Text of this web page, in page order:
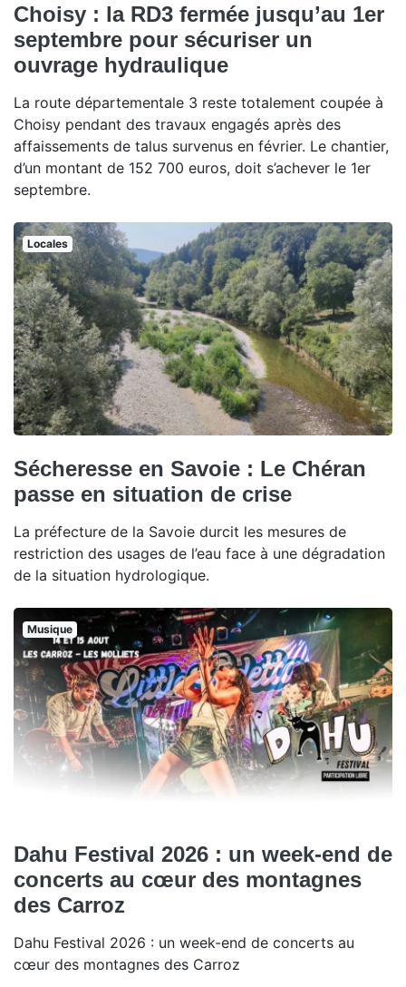
Choisy : la RD3 fermée jusqu’au 1er
septembre pour sécuriser un
ouvrage hydraulique
La route départementale 3 reste totalement coupée à
Choisy pendant des travaux engagés après des
affaissements de talus survenus en février. Le chantier,
d’un montant de 152 700 euros, doit s’achever le 1er
septembre.
Locales
Sécheresse en Savoie : Le Chéran
passe en situation de crise
La préfecture de la Savoie durcit les mesures de
restriction des usages de l’eau face à une dégradation
de la situation hydrologique.
Musique
Dahu Festival 2026 : un week-end de
concerts au cœur des montagnes
des Carroz
Dahu Festival 2026 : un week-end de concerts au
cœur des montagnes des Carroz